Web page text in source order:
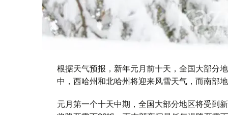
根据天气预报，新年元月前十天，全国大部分
中，西哈州和北哈州将迎来风雪天气，而南部
元月第一个十天中期，全国大部分地区将受到